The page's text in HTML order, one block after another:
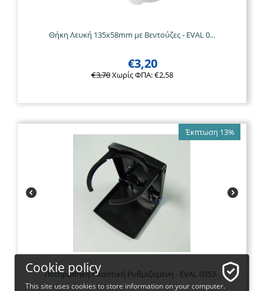
Θήκη Λευκή 135x58mm με Βεντούζες - EVAL 0...
€3,70
€3,20
Χωρίς ΦΠΑ:€2,58
Έκπτωση 13%
Ποτηροθήκη Πλαστική Ρυθμιζόμενη - EVAL 03536
Cookie policy
This site uses cookies to store information on your computer.